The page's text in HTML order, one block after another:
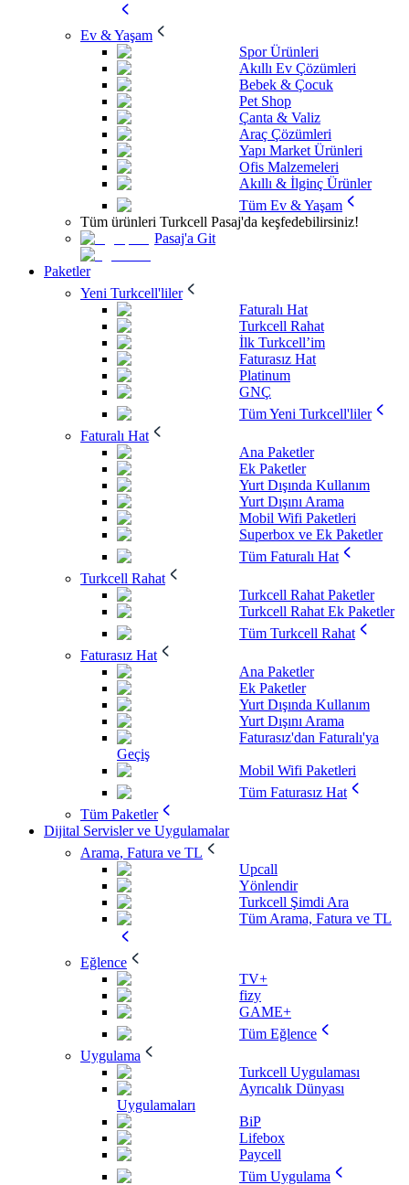
Ev & Yaşam
Spor Ürünleri
Akıllı Ev Çözümleri
Bebek & Çocuk
Pet Shop
Çanta & Valiz
Araç Çözümleri
Yapı Market Ürünleri
Ofis Malzemeleri
Akıllı & İlginç Ürünler
Tüm Ev & Yaşam
Tüm ürünleri Turkcell Pasaj'da keşfedebilirsiniz!
Pasaj'a Git
Paketler
Yeni Turkcell'liler
Faturalı Hat
Turkcell Rahat
İlk Turkcell’im
Faturasız Hat
Platinum
GNÇ
Tüm Yeni Turkcell'liler
Faturalı Hat
Ana Paketler
Ek Paketler
Yurt Dışında Kullanım
Yurt Dışını Arama
Mobil Wifi Paketleri
Superbox ve Ek Paketler
Tüm Faturalı Hat
Turkcell Rahat
Turkcell Rahat Paketler
Turkcell Rahat Ek Paketler
Tüm Turkcell Rahat
Faturasız Hat
Ana Paketler
Ek Paketler
Yurt Dışında Kullanım
Yurt Dışını Arama
Faturasız'dan Faturalı'ya
Geçiş
Mobil Wifi Paketleri
Tüm Faturasız Hat
Tüm Paketler
Dijital Servisler ve Uygulamalar
Arama, Fatura ve TL
Upcall
Yönlendir
Turkcell Şimdi Ara
Tüm Arama, Fatura ve TL
Eğlence
TV+
fizy
GAME+
Tüm Eğlence
Uygulama
Turkcell Uygulaması
Ayrıcalık Dünyası
Uygulamaları
BiP
Lifebox
Paycell
Tüm Uygulama